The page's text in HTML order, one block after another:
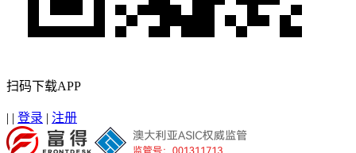
扫码下载APP
| | 登录 | 注册